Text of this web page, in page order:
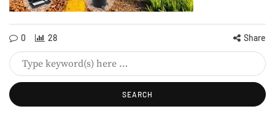
0 28 Share